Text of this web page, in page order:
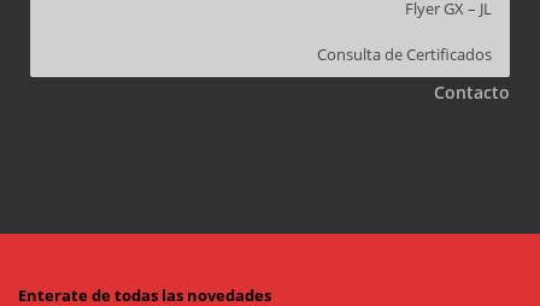
Flyer GX – JL
Consulta de Certificados
Contacto
Enterate de todas las novedades